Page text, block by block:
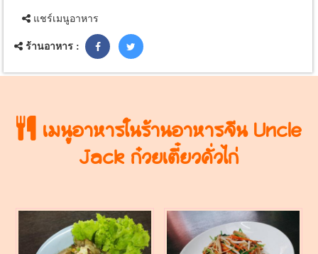
แชร์เมนูอาหาร
ร้านอาหาร :
เมนูอาหารในร้านอาหารจีน Uncle
Jack ก๋วยเตี๋ยวคั่วไก่